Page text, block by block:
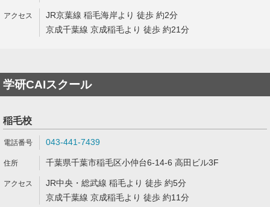
JR京葉線 稲毛海岸より 徒歩 約2分
京成千葉線 京成稲毛より 徒歩 約21分
学研CAIスクール
稲毛校
043-441-7439
千葉県千葉市稲毛区小仲台6-14-6 高田ビル3F
JR中央・総武線 稲毛より 徒歩 約5分
京成千葉線 京成稲毛より 徒歩 約11分